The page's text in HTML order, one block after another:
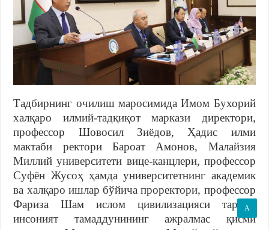
Тадбирнинг очилиш маросимида Имом Бухорий
халқаро илмий-тадқиқот маркази директори,
профессор Шовосил Зиёдов, Ҳадис илми
мактаби ректори Бароат Амонов, Малайзия
Миллий университети вице-канцлери, профессор
Суфён Жусоҳ ҳамда университетнинг академик
ва халқаро ишлар бўйича проректори, профессор
Фариза Шам ислом цивилизацияси тарихи
инсоният тамаддунининг ажралмас қисми
эканини, Мовароуннаҳр ва Малайя ўлкасида
A